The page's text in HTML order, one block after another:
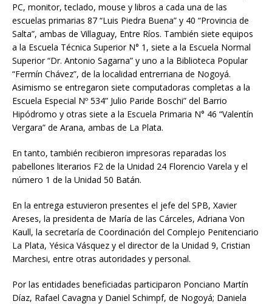
PC, monitor, teclado, mouse y libros a cada una de las
escuelas primarias 87 “Luis Piedra Buena” y 40 “Provincia de
Salta”, ambas de Villaguay, Entre Ríos. También siete equipos
a la Escuela Técnica Superior N° 1, siete a la Escuela Normal
Superior “Dr. Antonio Sagarna” y uno a la Biblioteca Popular
“Fermín Chávez”, de la localidad entrerriana de Nogoyá.
Asimismo se entregaron siete computadoras completas a la
Escuela Especial Nº 534” Julio Paride Boschi” del Barrio
Hipódromo y otras siete a la Escuela Primaria N° 46 “Valentín
Vergara” de Arana, ambas de La Plata.
En tanto, también recibieron impresoras reparadas los
pabellones literarios F2 de la Unidad 24 Florencio Varela y el
número 1 de la Unidad 50 Batán.
En la entrega estuvieron presentes el jefe del SPB, Xavier
Areses, la presidenta de María de las Cárceles, Adriana Von
Kaull, la secretaría de Coordinación del Complejo Penitenciario
La Plata, Yésica Vásquez y el director de la Unidad 9, Cristian
Marchesi, entre otras autoridades y personal.
Por las entidades beneficiadas participaron Ponciano Martín
Díaz, Rafael Cavagna y Daniel Schimpf, de Nogoyá; Daniela